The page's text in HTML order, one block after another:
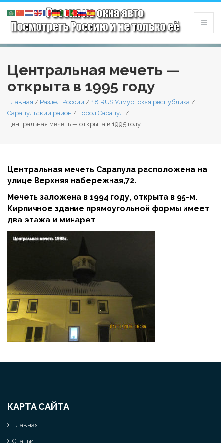
Центральная мечеть —
открыта в 1995 году
Главная / Раздел России / 18 RUS Удмуртская республика /
Сарапульский район / Город Сарапул /
Центральная мечеть — открыта в 1995 году
Центральная мечеть Сарапула расположена на
улице Верхняя набережная,72.
Мечеть заложена в 1994 году, открыта в 95-м.
Кирпичное здание прямоугольной формы имеет
два этажа и минарет.
КАРТА САЙТА
Главная
Статьи